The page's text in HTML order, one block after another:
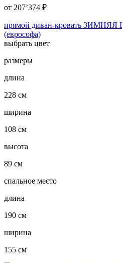
от 207’374 ₽
прямой диван-кровать
(еврософа)
выбрать цвет
размеры
длина
228 см
ширина
108 см
высота
89 см
спальное место
длина
190 см
ширина
155 см